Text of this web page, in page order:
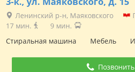
Ленинский р-н, Маяковского
17 мин.
9 мин.
Стиральная машина
Мебель
Позвонить